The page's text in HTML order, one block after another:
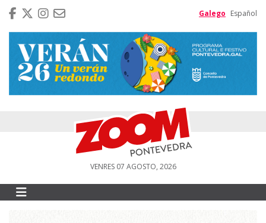
Galego Español
VENRES 07 AGOSTO, 2026